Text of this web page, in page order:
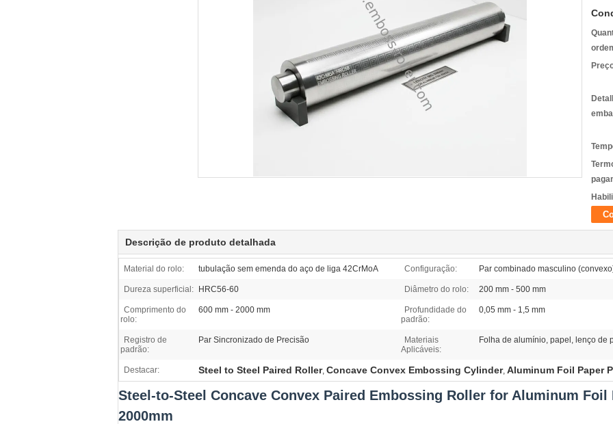
Descrição de produto detalhada
Material do rolo: tubulação sem emenda do aço de liga 42CrMoA Configuração: Par combinado masculino
Dureza superficial: HRC56-60 Diâmetro do rolo: 200 mm - 500 mm
Comprimento do
rolo:
600 mm - 2000 mm
Profundidade do
padrão:
0,05 mm - 1,5 mm
Registro de
padrão:
Par Sincronizado de Precisão
Materiais
Aplicáveis:
Folha de alumínio, papel, lenço de
Destacar: Steel to Steel Paired Roller, Concave Convex Embossing Cylinder, Aluminum Foil Paper
Steel-to-Steel Concave Convex Paired Embossing Roller for Aluminum Foil
2000mm